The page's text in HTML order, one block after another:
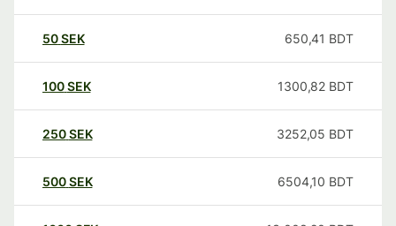
50SEK 650,41 BDT
100SEK 1300,82 BDT
250SEK 3252,05 BDT
500SEK 6504,10 BDT